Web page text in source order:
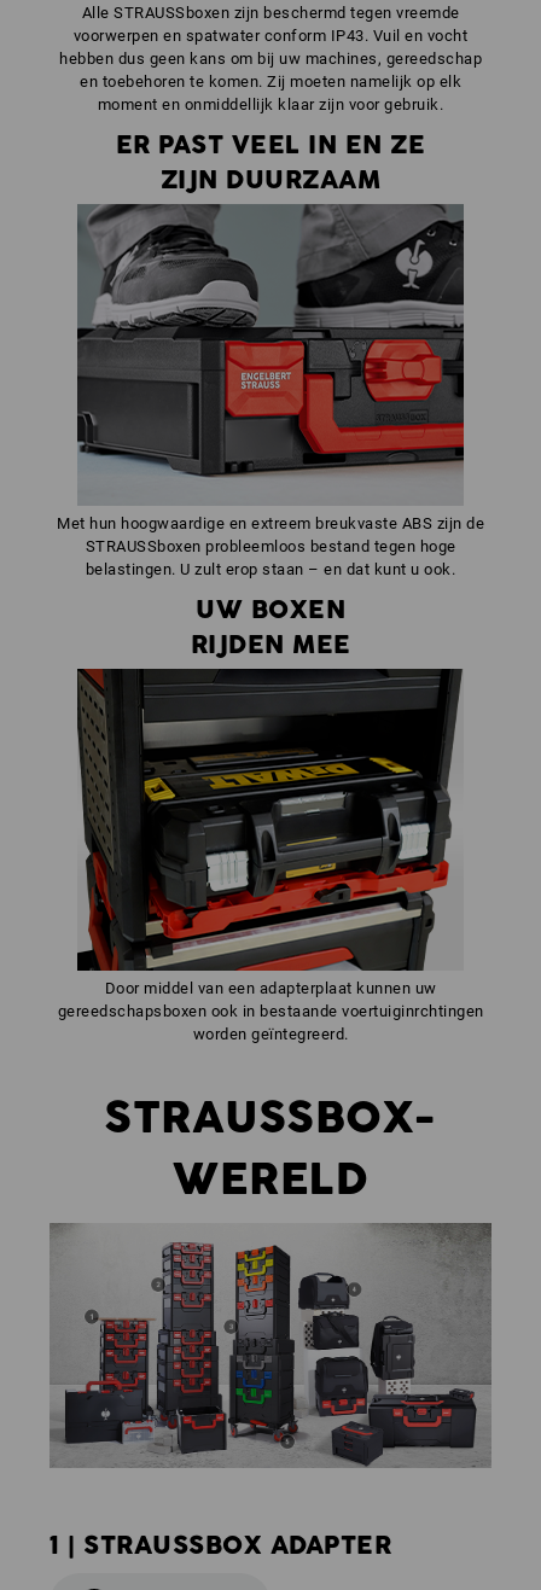
Alle STRAUSSboxen zijn beschermd tegen vreemde
voorwerpen en spatwater conform IP43. Vuil en vocht
hebben dus geen kans om bij uw machines, gereedschap
en toebehoren te komen. Zij moeten namelijk op elk
moment en onmiddellijk klaar zijn voor gebruik.
ER PAST VEEL IN EN ZE
ZIJN DUURZAAM
Met hun hoogwaardige en extreem breukvaste ABS zijn de
STRAUSSboxen probleemloos bestand tegen hoge
belastingen. U zult erop staan – en dat kunt u ook.
UW BOXEN
RIJDEN MEE
Door middel van een adapterplaat kunnen uw
gereedschapsboxen ook in bestaande voertuiginrchtingen
worden geïntegreerd.
STRAUSSBOX-
WERELD
1 | STRAUSSBOX ADAPTER